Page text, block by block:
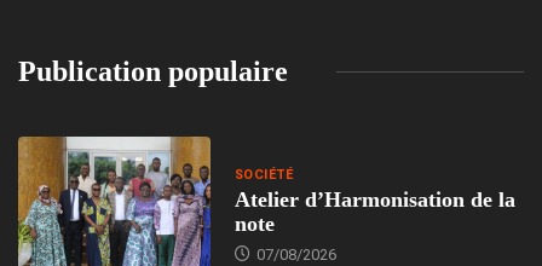
Publication populaire
SOCIÉTÉ
Atelier d’Harmonisation de la
note
07/08/2026